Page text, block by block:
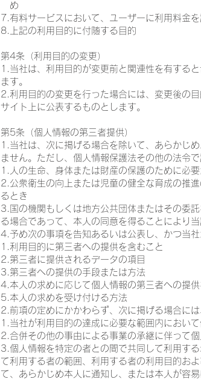
め
7.有料サービスにおいて、ユーザーに利用料金
8.上記の利用目的に付随する目的
第4条（利用目的の変更）
1.当社は、利用目的が変更前と関連性を有する
ます。
2.利用目的の変更を行った場合には、変更後の
サイト上に公表するものとします。
第5条（個人情報の第三者提供）
1.当社は、次に掲げる場合を除いて、あらかじ
ません。ただし、個人情報保護法その他の法令
1.人の生命、身体または財産の保護のために必
2.公衆衛生の向上または児童の健全な育成の推
るとき
3.国の機関もしくは地方公共団体またはその委
る場合であって、本人の同意を得ることにより
4.予め次の事項を告知あるいは公表し、かつ当
1.利用目的に第三者への提供を含むこと
2.第三者に提供されるデータの項目
3.第三者への提供の手段または方法
4.本人の求めに応じて個人情報の第三者への提
5.本人の求めを受け付ける方法
2.前項の定めにかかわらず、次に掲げる場合に
1.当社が利用目的の達成に必要な範囲内におい
2.合併その他の事由による事業の承継に伴って
3.個人情報を特定の者との間で共同して利用す
て利用する者の範囲、利用する者の利用目的お
て、あらかじめ本人に通知し、または本人が容